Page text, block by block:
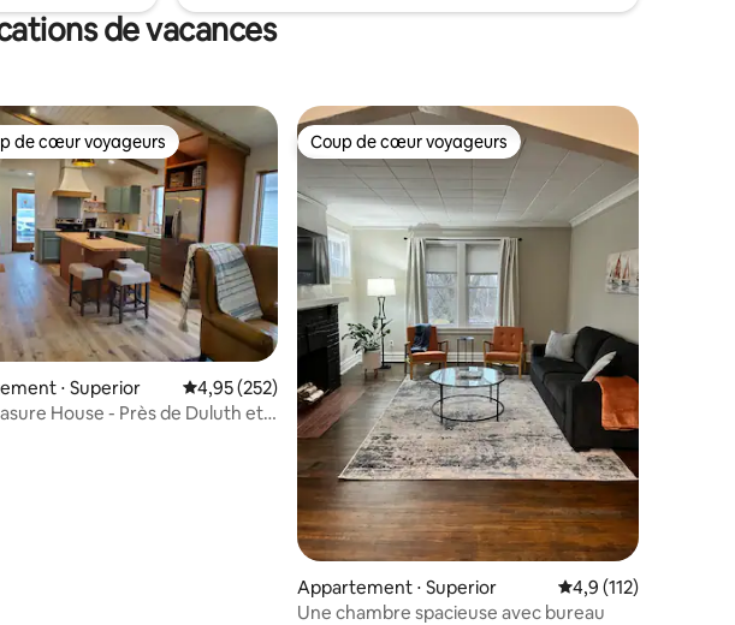
de vacances
la base de 52 commentaires : 4,96 sur 5
de cœur voyageurs les plus appréciés
de cœur voyageurs
⋅ Superior Évaluation moyenne sur la base de 252 commentaires : 4,95 sur 5
4,95 (252)
House - Près de Duluth et
Coup de cœur voyageurs
Coup de cœur voyageurs
Appartement ⋅ Superior Évaluation moyenne
4,9 (112)
Une chambre spacieuse avec bureau